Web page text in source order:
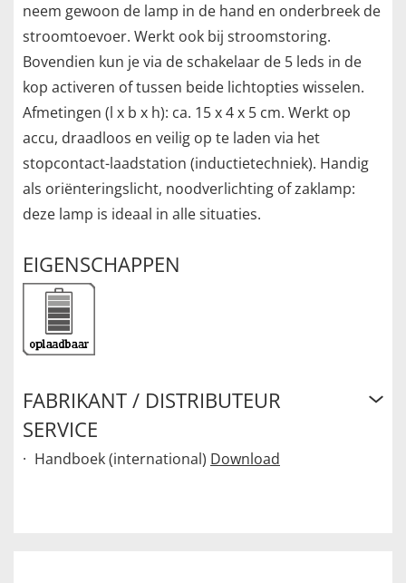
neem gewoon de lamp in de hand en onderbreek de
stroomtoevoer. Werkt ook bij stroomstoring.
Bovendien kun je via de schakelaar de 5 leds in de
kop activeren of tussen beide lichtopties wisselen.
Afmetingen (l x b x h): ca. 15 x 4 x 5 cm. Werkt op
accu, draadloos en veilig op te laden via het
stopcontact-laadstation (inductietechniek). Handig
als oriënteringslicht, noodverlichting of zaklamp:
deze lamp is ideaal in alle situaties.
EIGENSCHAPPEN
FABRIKANT / DISTRIBUTEUR
SERVICE
Handboek (international) Download